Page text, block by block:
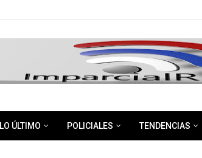
LO ÚLTIMO POLICIALES TENDENCIAS